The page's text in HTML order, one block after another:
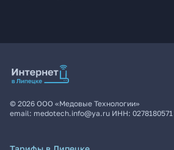
© 2026 ООО «Медовые Технологии»
email: medotech.info@ya.ru ИНН: 0278180571